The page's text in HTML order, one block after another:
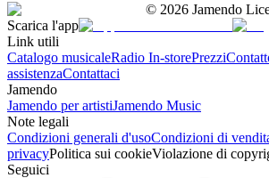
© 2026 Jamendo
Scarica l'app
Link utili
Catalogo musicaleRadio In-storePrezzi
assistenzaContattaci
Jamendo
Jamendo per artistiJamendo Music
Note legali
Condizioni generali d'usoCondizioni di
privacyPolitica sui cookieViolazione di
Seguici